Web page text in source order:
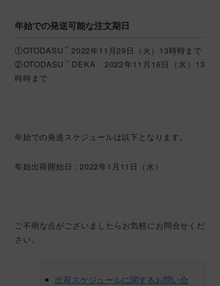
年始での発送可能な注文期日
①OTODASU ™
2022年11月29日（火）13時時まで
②OTODASU ™
DEKA 2022年11月16日（水）13
時時まで
年始での発送スケジュールは以下となります。
年始出荷開始日 : 2022年1月11日（水）
ご不明な点がございましたらお気軽にお問合せくだ
さい。
出荷スケジュールに関するお問い合